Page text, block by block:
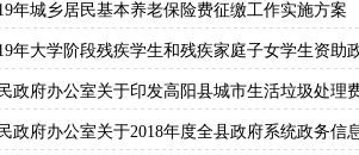
年城乡居民基本养老保险费征缴工作实施方案
年大学阶段残疾学生和残疾家庭子女学生资助
政府办公室关于印发高阳县城市生活垃圾处理
政府办公室关于2018年度全县政府系统政务信